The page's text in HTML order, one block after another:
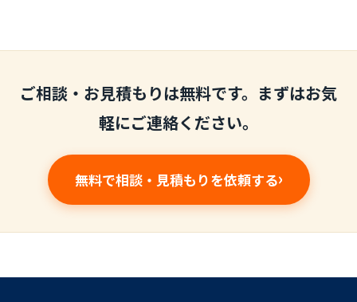
ご相談・お見積もりは無料です。まずはお気
軽にご連絡ください。
無料で相談・見積もりを依頼する